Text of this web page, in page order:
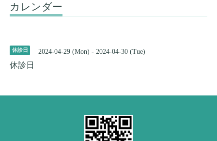
カレンダー
休診日 2024-04-29 (Mon) - 2024-04-30 (Tue)
休診日